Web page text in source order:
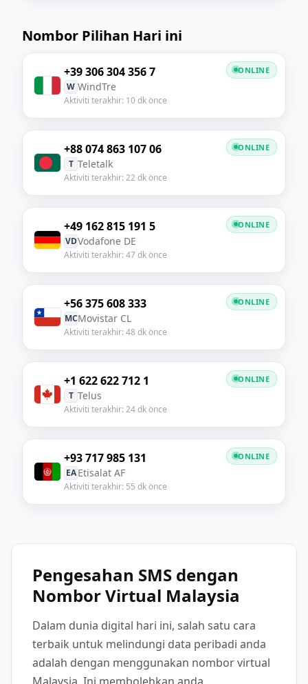
Nombor Pilihan Hari ini
+39 306 304 356 7
W WindTre
Aktiviti terakhir: 10 dk önce
ONLINE
+88 074 863 107 06
T Teletalk
Aktiviti terakhir: 22 dk önce
ONLINE
+49 162 815 191 5
VDVodafone DE
Aktiviti terakhir: 47 dk önce
ONLINE
+56 375 608 333
MCMovistar CL
Aktiviti terakhir: 48 dk önce
ONLINE
+1 622 622 712 1
T Telus
Aktiviti terakhir: 24 dk önce
ONLINE
+93 717 985 131
EA Etisalat AF
Aktiviti terakhir: 55 dk önce
ONLINE
Pengesahan SMS dengan
Nombor Virtual Malaysia
Dalam dunia digital hari ini, salah satu cara
terbaik untuk melindungi data peribadi anda
adalah dengan menggunakan nombor virtual